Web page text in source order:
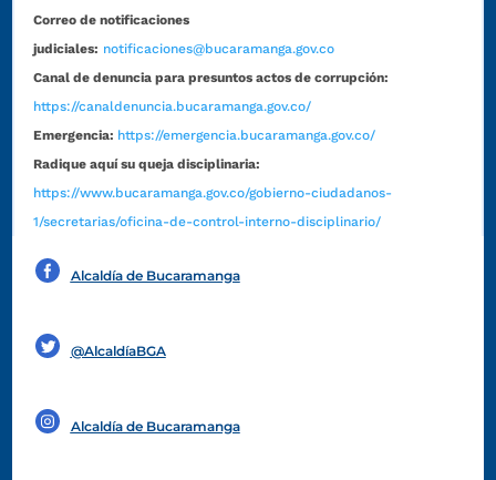
Correo de notificaciones
judiciales: notificaciones@bucaramanga.gov.co
Canal de denuncia para presuntos actos de corrupción:
https://canaldenuncia.bucaramanga.gov.co/
Emergencia: https://emergencia.bucaramanga.gov.co/
Radique aquí su queja disciplinaria:
https://www.bucaramanga.gov.co/gobierno-ciudadanos-
1/secretarias/oficina-de-control-interno-disciplinario/
Alcaldía de Bucaramanga
@AlcaldíaBGA
Alcaldía de Bucaramanga